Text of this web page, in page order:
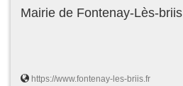
Mairie de Fontenay-Lès-briis
https://www.fontenay-les-briis.fr